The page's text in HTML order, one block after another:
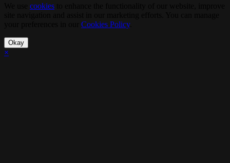
cookies
Cookies Policy.
Okay
×